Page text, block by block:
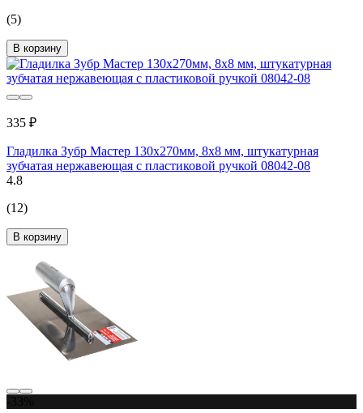
(5)
В корзину
335 ₽
Гладилка Зубр Мастер 130x270мм, 8x8 мм, штукатурная
зубчатая нержавеющая с пластиковой ручкой 08042-08
4.8
(12)
В корзину